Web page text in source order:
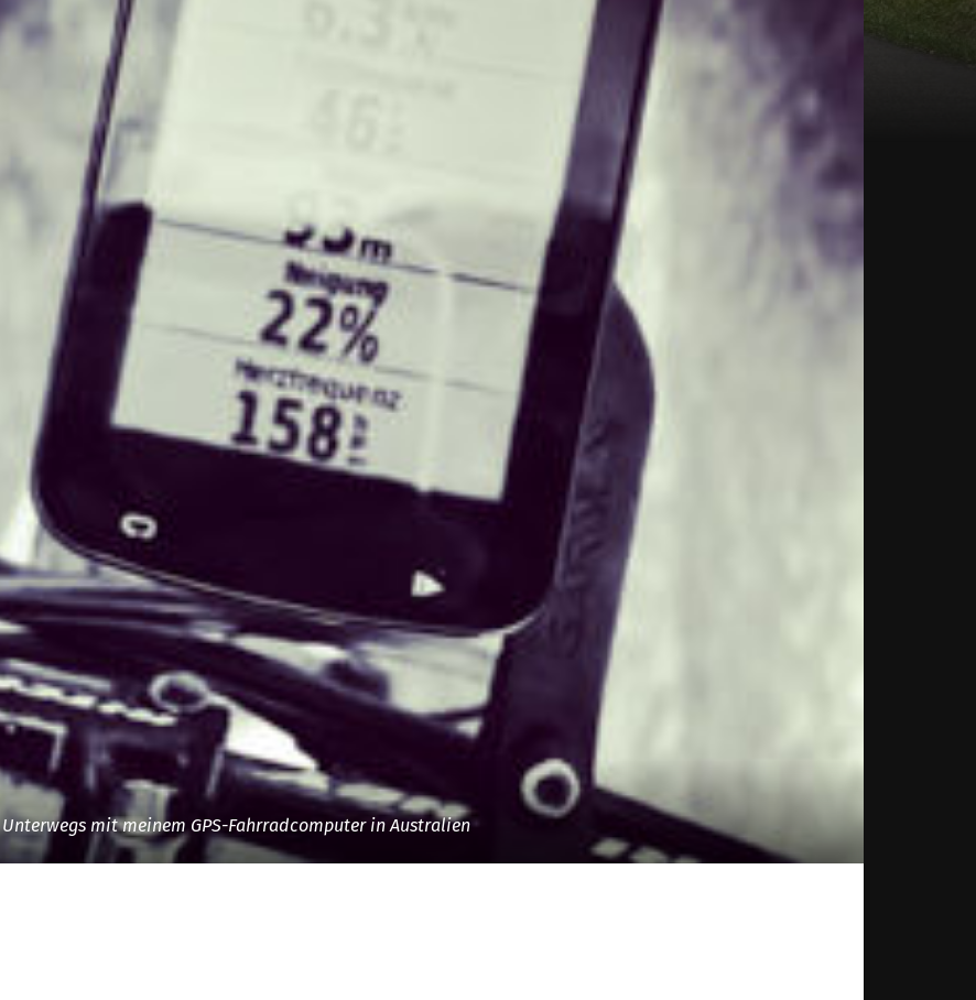
Unterwegs mit meinem GPS-Fahrradcomputer in Australien